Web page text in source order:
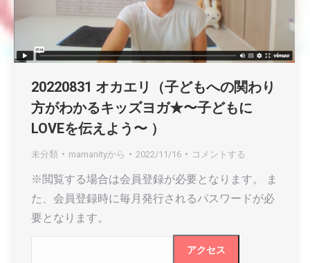
20220831 オカエリ（子どもへの関わり
方がわかるキッズヨガ★〜子どもに
LOVEを伝えよう〜 ）
未分類 mamanityから 2022/11/16 コメントする
※閲覧する場合は会員登録が必要となります。 ま
た、会員登録時に毎月発行されるパスワードが必
要となります。